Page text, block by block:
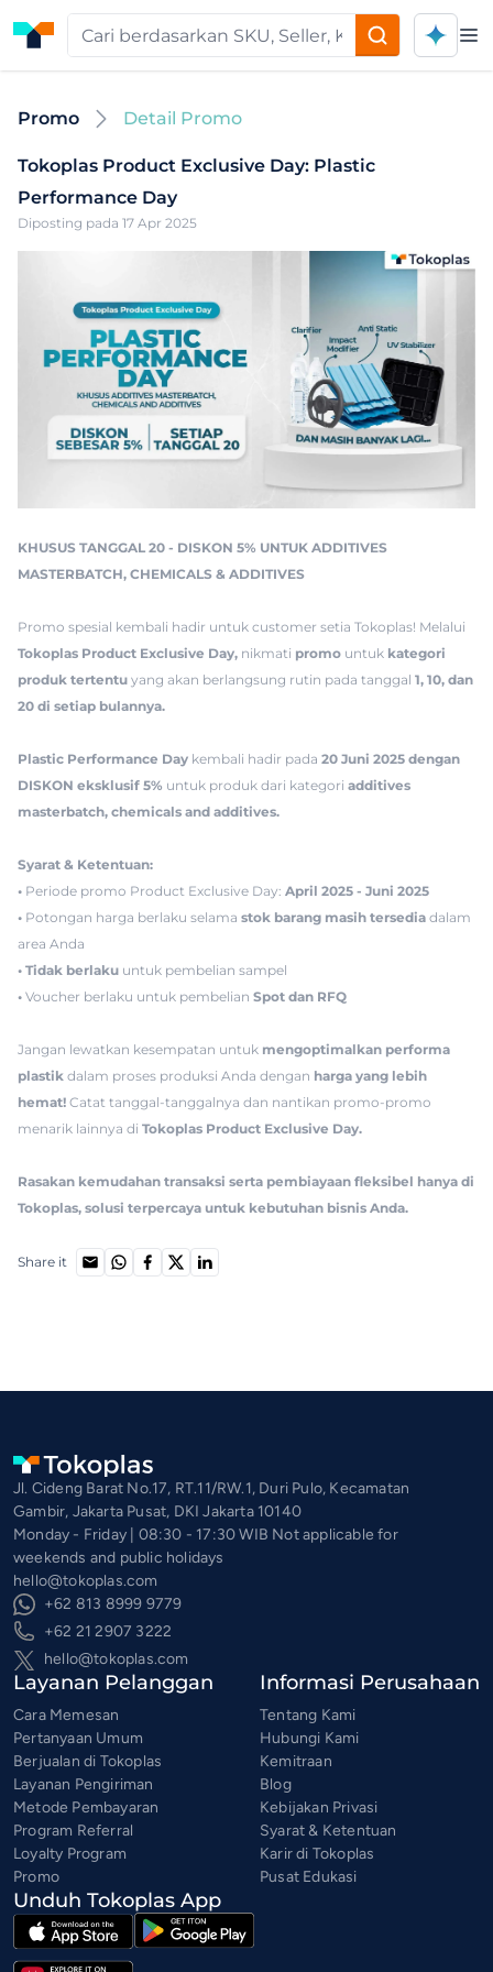
Promo Detail Promo
Tokoplas Product Exclusive Day: Plastic
Performance Day
Diposting pada 17 Apr 2025
KHUSUS TANGGAL 20 - DISKON 5% UNTUK ADDITIVES
MASTERBATCH, CHEMICALS & ADDITIVES
Promo spesial kembali hadir untuk customer setia Tokoplas! Melalui
Tokoplas Product Exclusive Day, nikmati promo untuk kategori
produk tertentu yang akan berlangsung rutin pada tanggal 1, 10, dan
20 di setiap bulannya.
Plastic Performance Day kembali hadir pada 20 Juni 2025 dengan
DISKON eksklusif 5% untuk produk dari kategori additives
masterbatch, chemicals and additives.
Syarat & Ketentuan:
• Periode promo Product Exclusive Day: April 2025 - Juni 2025
• Potongan harga berlaku selama stok barang masih tersedia dalam
area Anda
• Tidak berlaku untuk pembelian sampel
• Voucher berlaku untuk pembelian Spot dan RFQ
Jangan lewatkan kesempatan untuk mengoptimalkan performa
plastik dalam proses produksi Anda dengan harga yang lebih
hemat! Catat tanggal-tanggalnya dan nantikan promo-promo
menarik lainnya di Tokoplas Product Exclusive Day.
Rasakan kemudahan transaksi serta pembiayaan fleksibel hanya di
Tokoplas, solusi terpercaya untuk kebutuhan bisnis Anda.
Share it
Jl. Cideng Barat No.17, RT.11/RW.1, Duri Pulo, Kecamatan
Gambir, Jakarta Pusat, DKI Jakarta 10140
Monday - Friday | 08:30 - 17:30 WIB Not applicable for
weekends and public holidays
hello@tokoplas.com
+62 813 8999 9779
+62 21 2907 3222
hello@tokoplas.com
Layanan Pelanggan
Cara Memesan
Pertanyaan Umum
Berjualan di Tokoplas
Layanan Pengiriman
Metode Pembayaran
Program Referral
Loyalty Program
Promo
Informasi Perusahaan
Tentang Kami
Hubungi Kami
Kemitraan
Blog
Kebijakan Privasi
Syarat & Ketentuan
Karir di Tokoplas
Pusat Edukasi
Unduh Tokoplas App